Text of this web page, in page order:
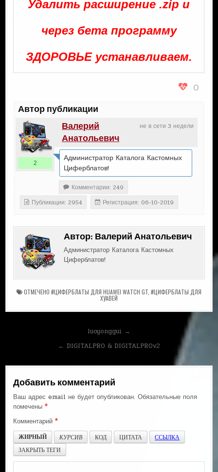
Удалить расширение .zip и
через бета программу
ЗДОРОВЬЕ устанавливаем.
0
Автор публикации
не в сети 3 недели
Валерий
Анатольевич
2
Администратор Каталога Кастомных
Циферблатов!
Комментарии: 249
Публикации: 2954
Регистрация: 06-10-2019
Автор: Валерий Анатольевич
Администратор Каталога Кастомных
Циферблатов!
ОТМЕЧЕНО #ЦИФЕРБЛАТЫ ДЛЯ HUAWEI WATCH GT #ЦИФЕРБЛАТЫ ДЛЯ
ХУАВЕЙ
luoyonggui →
← DIGITALPRO & DIGITALPROv2
Добавить комментарий
Ваш адрес email не будет опубликован. Обязательные поля
помечены*
Комментарий*
ЖИРНЫЙ
КУРСИВ КОД ЦИТАТА
ССЫЛКА
ЗАКРЫТЬ ТЕГИ